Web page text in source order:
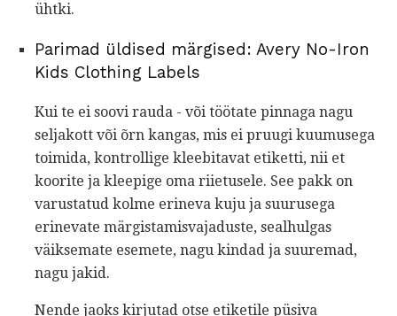
ühtki.
Parimad üldised märgised: Avery No-Iron
Kids Clothing Labels
Kui te ei soovi rauda - või töötate pinnaga nagu
seljakott või õrn kangas, mis ei pruugi kuumusega
toimida, kontrollige kleebitavat etiketti, nii et
koorite ja kleepige oma riietusele. See pakk on
varustatud kolme erineva kuju ja suurusega
erinevate märgistamisvajaduste, sealhulgas
väiksemate esemete, nagu kindad ja suuremad,
nagu jakid.
Nende jaoks kirjutad otse etiketile püsiva